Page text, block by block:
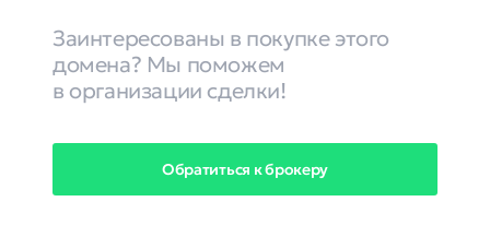
Заинтересованы в покупке этого
домена? Мы поможем
в организации сделки!
Обратиться к брокеру